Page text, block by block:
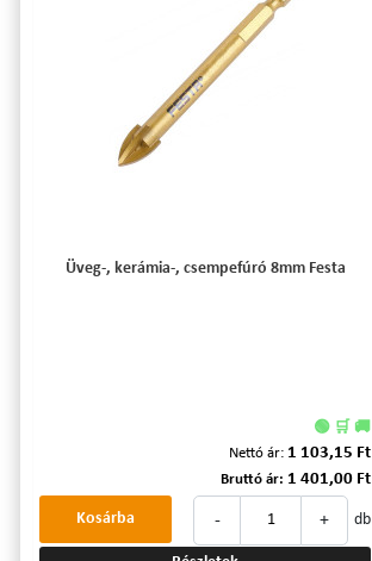
Üveg-, kerámia-, csempefúró 8mm Festa
🟢 🛒 🚚
Nettó ár: 1 103,15 Ft
Bruttó ár: 1 401,00 Ft
- + db
Kosárba